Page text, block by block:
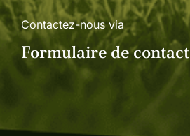
Contactez-nous via
Formulaire de contact